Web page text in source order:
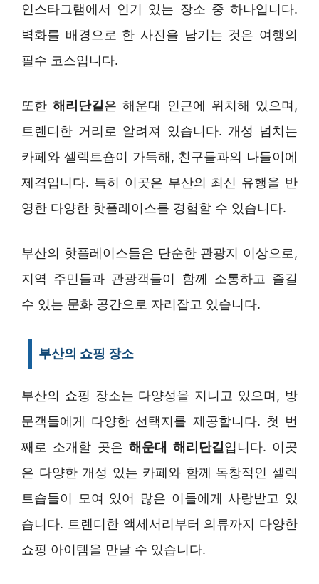
인스타그램에서 인기 있는 장소 중 하나입니다.
벽화를 배경으로 한 사진을 남기는 것은 여행의
필수 코스입니다.
또한해리단길은 해운대 인근에 위치해 있으며,
트렌디한 거리로 알려져 있습니다. 개성 넘치는
카페와 셀렉트숍이 가득해, 친구들과의 나들이에
제격입니다. 특히 이곳은 부산의 최신 유행을 반
영한 다양한 핫플레이스를 경험할 수 있습니다.
부산의 핫플레이스들은 단순한 관광지 이상으로,
지역 주민들과 관광객들이 함께 소통하고 즐길
수 있는 문화 공간으로 자리잡고 있습니다.
부산의 쇼핑 장소
부산의 쇼핑 장소는 다양성을 지니고 있으며, 방
문객들에게 다양한 선택지를 제공합니다. 첫 번
째로 소개할 곳은해운대 해리단길입니다. 이곳
은 다양한 개성 있는 카페와 함께 독창적인 셀렉
트숍들이 모여 있어 많은 이들에게 사랑받고 있
습니다. 트렌디한 액세서리부터 의류까지 다양한
쇼핑 아이템을 만날 수 있습니다.